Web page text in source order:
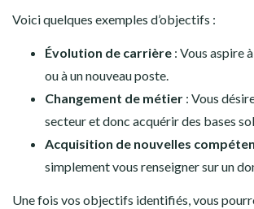
Voici quelques exemples d’objectifs :
Évolution de carrière : Vous aspire
ou à un nouveau poste.
Changement de métier : Vous
secteur et donc acquérir des bases
Acquisition de nouvelles
simplement vous renseigner sur un
Une fois vos objectifs identifiés, vous